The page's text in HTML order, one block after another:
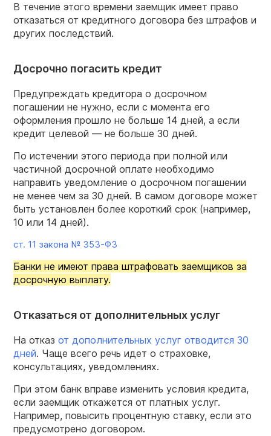
В течение этого времени заемщик имеет право
отказаться от кредитного договора без штрафов и
других последствий.
Досрочно погасить кредит
Предупреждать кредитора о досрочном
погашении не нужно, если с момента его
оформления прошло не больше 14 дней, а если
кредит целевой — не больше 30 дней.
По истечении этого периода при полной или
частичной досрочной оплате необходимо
направить уведомление о досрочном погашении
не менее чем за 30 дней. В самом договоре может
быть установлен более короткий срок (например,
10 или 14 дней).
ст. 11 закона № 353-ФЗ
Банки не имеют права штрафовать заемщиков за
досрочную выплату.
Отказаться от дополнительных услуг
На отказ от дополнительных услуг отводится 30
дней. Чаще всего речь идет о страховке,
консультациях, уведомлениях.
При этом банк вправе изменить условия кредита,
если заемщик откажется от платных услуг.
Например, повысить процентную ставку, если это
предусмотрено договором.